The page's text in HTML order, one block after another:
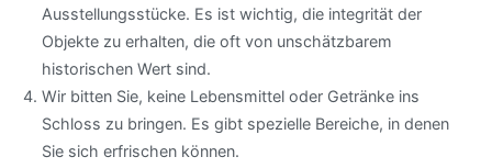
Ausstellungsstücke. Es ist wichtig, die integrität der
Objekte zu erhalten, die oft von unschätzbarem
historischen Wert sind.
Wir bitten Sie, keine Lebensmittel oder Getränke ins
Schloss zu bringen. Es gibt spezielle Bereiche, in denen
Sie sich erfrischen können.